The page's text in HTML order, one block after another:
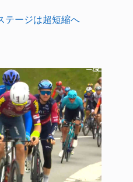
テージは超短縮へ